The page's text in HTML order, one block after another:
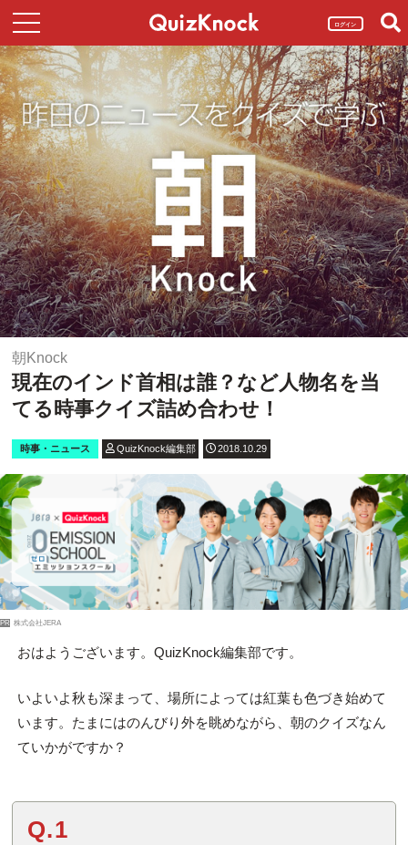
ログイン
朝Knock
現在のインド首相は誰？など人物名を当
てる時事クイズ詰め合わせ！
時事・ニュース QuizKnock編集部 2018.10.29
PR 株式会社JERA
おはようございます。QuizKnock編集部です。
いよいよ秋も深まって、場所によっては紅葉も色づき始めて
います。たまにはのんびり外を眺めながら、朝のクイズなん
ていかがですか？
Q.1